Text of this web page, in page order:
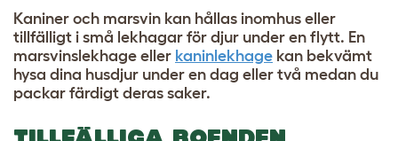
Kaniner och marsvin kan hållas inomhus eller
tillfälligt i små lekhagar för djur under en flytt. En
marsvinslekhage eller kaninlekhage kan bekvämt
hysa dina husdjur under en dag eller två medan du
packar färdigt deras saker.